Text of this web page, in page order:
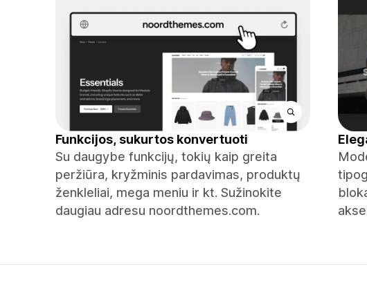
Funkcijos, sukurtos konvertuoti
Su daugybe funkcijų, tokių kaip greita
peržiūra, kryžminis pardavimas, produktų
ženkleliai, mega meniu ir kt. Sužinokite
daugiau adresu noordthemes.com.